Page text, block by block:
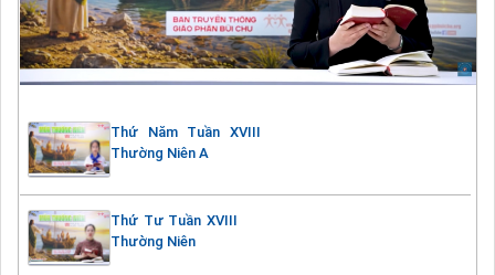
Thứ Năm Tuần XVIII
Thường Niên A
Thứ Tư Tuần XVIII
Thường Niên